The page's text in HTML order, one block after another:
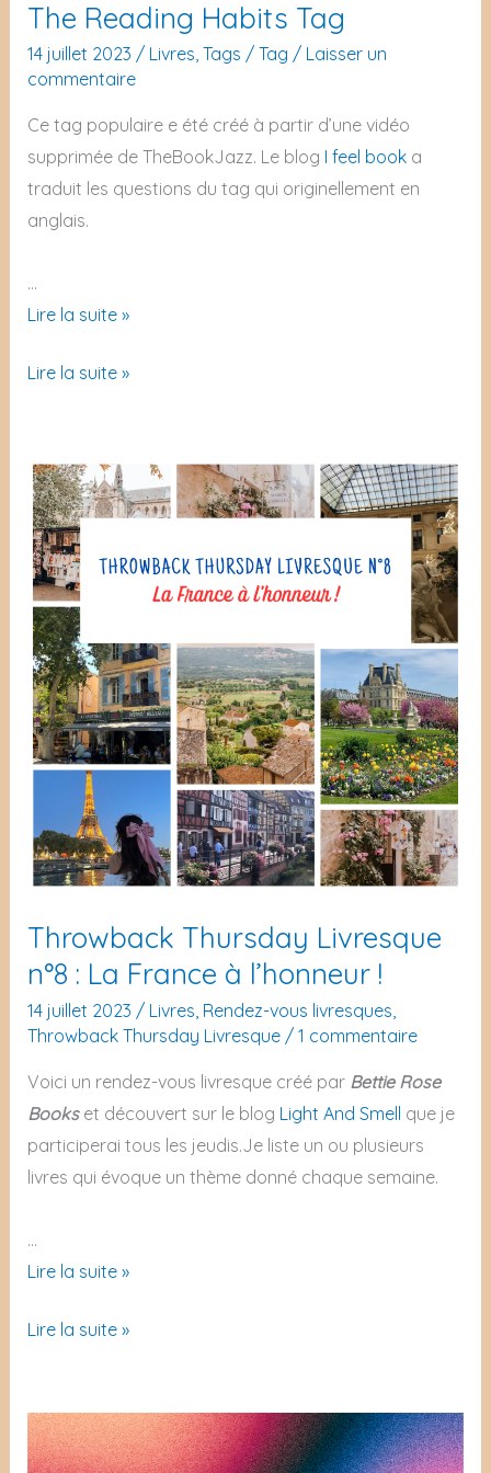
The Reading Habits Tag
14 juillet 2023 / Livres Tags / Tag / Laisser un
commentaire
Ce tag populaire e été créé à partir d’une vidéo
supprimée de TheBookJazz. Le blog I feel booka
traduit les questions du tag qui originellement en
anglais.
…
The
Habits
Lire la suite »
The
Tag
Lire la suite »
Throwback Thursday Livresque
n°8 : La France à l’honneur !
14 juillet 2023 / Livres Rendez-vous livresques
Throwback Thursday Livresque/ 1 commentaire
Voici un rendez-vous livresque créé par Bettie Rose
Bookset découvert sur le blog Light And Smell que je
participerai tous les jeudis.Je liste un ou plusieurs
livres qui évoque un thème donné chaque semaine.
…
Throwback
Livresque
La
France
Lire la suite »
Throwback
n°8
:
Lire la suite »